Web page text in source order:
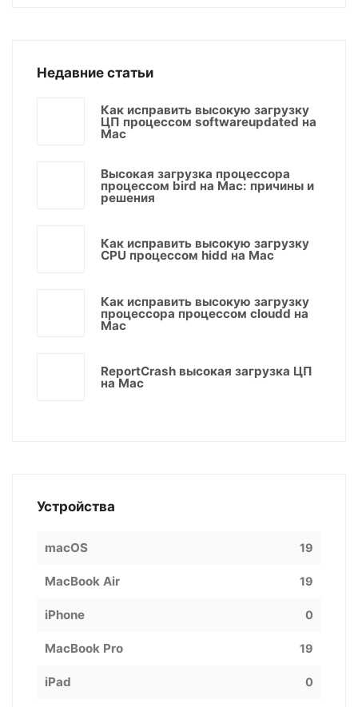
Недавние статьи
Как исправить высокую загрузку
ЦП процессом softwareupdated на
Mac
Высокая загрузка процессора
процессом bird на Mac: причины и
решения
Как исправить высокую загрузку
CPU процессом hidd на Mac
Как исправить высокую загрузку
процессора процессом cloudd на
Mac
ReportCrash высокая загрузка ЦП
на Mac
Устройства
macOS 19
MacBook Air 19
iPhone 0
MacBook Pro 19
iPad 0